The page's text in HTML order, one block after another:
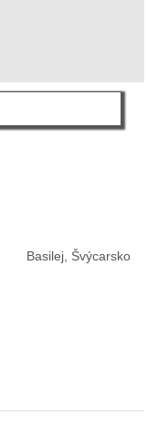
Basilej, Švýcarsko